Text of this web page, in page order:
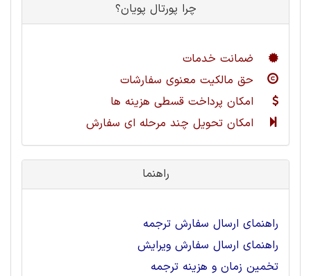
چرا پورتال پویان؟
ضمانت خدمات
حق مالکیت معنوی سفارشات
امکان پرداخت قسطی هزینه ها
امکان تحویل چند مرحله ای سفارش
راهنما
راهنمای ارسال سفارش ترجمه
راهنمای ارسال سفارش ویرایش
تخمین زمان و هزینه ترجمه